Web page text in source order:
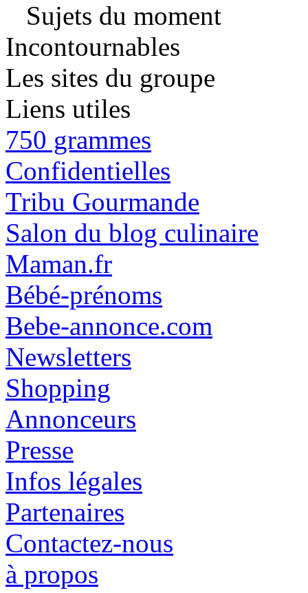
Sujets du moment
Incontournables
Les sites du groupe
Liens utiles
750 grammes
Confidentielles
Tribu Gourmande
Salon du blog culinaire
Maman.fr
Bébé-prénoms
Bebe-annonce.com
Newsletters
Shopping
Annonceurs
Presse
Infos légales
Partenaires
Contactez-nous
à propos